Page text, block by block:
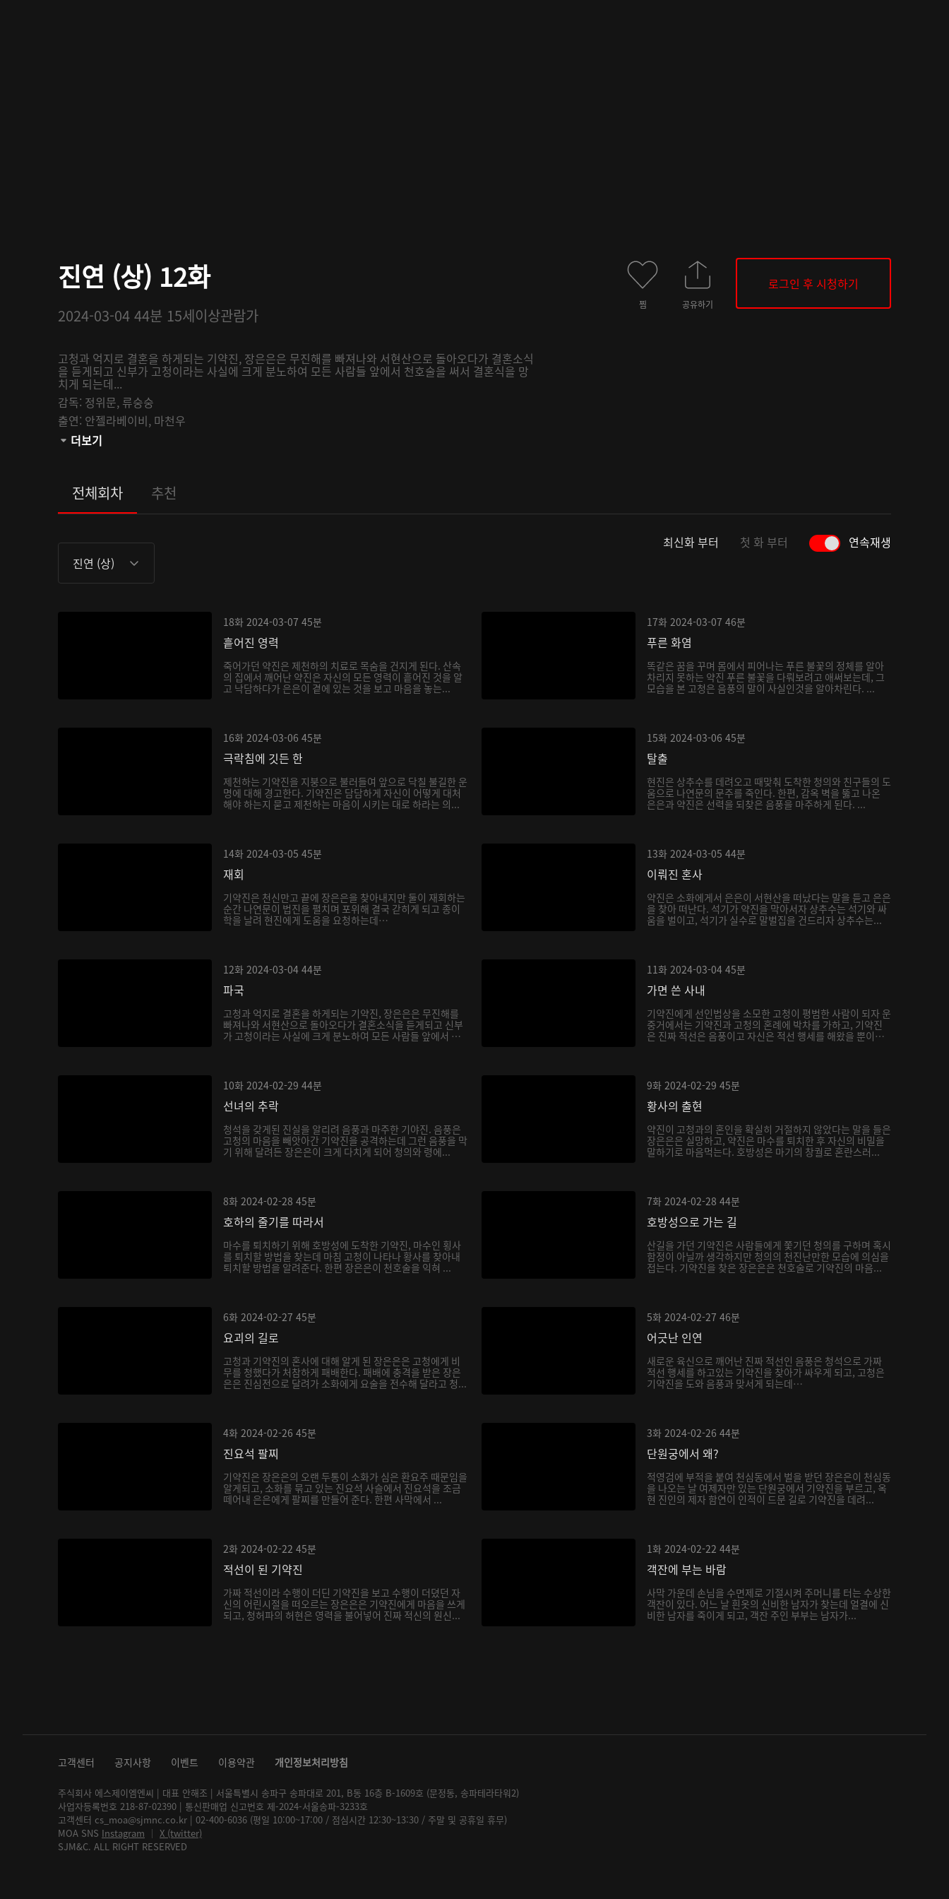
진연 (상) 12화
2024-03-04 44분 15세이상관람가
고청과 억지로 결혼을 하게되는 기약진, 장은은은 무진해를 빠져나와 서현산으로 돌아오다가 결혼소식
을 듣게되고 신부가 고청이라는 사실에 크게 분노하여 모든 사람들 앞에서 천호술을 써서 결혼식을 망
치게 되는데...
감독: 정위문, 류숭숭
출연: 안젤라베이비, 마천우
관람등급:
더보기
찜 공유하기
로그인 후 시청하기
전체회차 추천
진연 (상)
최신화 부터 첫 화 부터 연속재생
18화 2024-03-07 45분
흩어진 영력
죽어가던 약진은 제천하의 치료로 목숨을 건지게 된다. 산속
의 집에서 깨어난 약진은 자신의 모든 영력이 흩어진 것을 알
고 낙담하다가 은은이 곁에 있는 것을 보고 마음을 놓는...
17화 2024-03-07 46분
푸른 화염
똑같은 꿈을 꾸며 몸에서 피어나는 푸른 불꽃의 정체를 알아
차리지 못하는 약진 푸른 불꽃을 다뤄보려고 애써보는데, 그
모습을 본 고청은 음풍의 말이 사실인것을 알아차린다. ...
16화 2024-03-06 45분
극락침에 깃든 한
제천하는 기약진을 지붕으로 불러들여 앞으로 닥칠 불길한 운
명에 대해 경고한다. 기약진은 담담하게 자신이 어떻게 대처
해야 하는지 묻고 제천하는 마음이 시키는 대로 하라는 의...
15화 2024-03-06 45분
탈출
현진은 상추수를 데려오고 때맞춰 도착한 청의와 친구들의 도
움으로 나연문의 문주를 죽인다. 한편, 감옥 벽을 뚫고 나온
은은과 약진은 선력을 되찾은 음풍을 마주하게 된다. ...
14화 2024-03-05 45분
재회
기약진은 천신만고 끝에 장은은을 찾아내지만 둘이 재회하는
순간 나연문이 법진을 펼치며 포위해 결국 갇히게 되고 종이
학을 날려 현진에게 도움을 요청하는데…
13화 2024-03-05 44분
이뤄진 혼사
약진은 소화에게서 은은이 서현산을 떠났다는 말을 듣고 은은
을 찾아 떠난다. 석기가 약진을 막아서자 상추수는 석기와 싸
움을 벌이고, 석기가 실수로 말벌집을 건드리자 상추수는...
12화 2024-03-04 44분
파국
고청과 억지로 결혼을 하게되는 기약진, 장은은은 무진해를
빠져나와 서현산으로 돌아오다가 결혼소식을 듣게되고 신부
가 고청이라는 사실에 크게 분노하여 모든 사람들 앞에서 천
11화 2024-03-04 45분
가면 쓴 사내
기약진에게 선인법상을 소모한 고청이 평범한 사람이 되자 운
중거에서는 기약진과 고청의 혼례에 박차를 가하고, 기약진
은 진짜 적선은 음풍이고 자신은 적선 행세를 해왔을 뿐이
10화 2024-02-29 44분
선녀의 추락
청석을 갖게된 진실을 알리려 음풍과 마주한 기야진. 음풍은
고청의 마음을 빼앗아간 기약진을 공격하는데 그런 음풍을 막
기 위해 달려든 장은은이 크게 다치게 되어 청의와 령에...
9화 2024-02-29 45분
황사의 출현
약진이 고청과의 혼인을 확실히 거절하지 않았다는 말을 들은
장은은은 실망하고, 약진은 마수를 퇴치한 후 자신의 비밀을
말하기로 마음먹는다. 호방성은 마기의 창궐로 혼란스러...
8화 2024-02-28 45분
호하의 줄기를 따라서
마수를 퇴치하기 위해 호방성에 도착한 기약진, 마수인 횡사
를 퇴치할 방법을 찾는데 마침 고청이 나타나 황사를 찾아내
퇴치할 방법을 알려준다. 한편 장은은이 천호술을 익혀 ...
7화 2024-02-28 44분
호방성으로 가는 길
산길을 가던 기약진은 사람들에게 쫓기던 청의를 구하며 혹시
함정이 아닐까 생각하지만 청의의 천진난만한 모습에 의심을
접는다. 기약진을 찾은 장은은은 천호술로 기약진의 마음...
6화 2024-02-27 45분
요괴의 길로
고청과 기약진의 혼사에 대해 알게 된 장은은은 고청에게 비
무를 청했다가 처참하게 패배한다. 패배에 충격을 받은 장은
은은 진심전으로 달려가 소화에게 요술을 전수해 달라고 청...
5화 2024-02-27 46분
어긋난 인연
새로운 육신으로 깨어난 진짜 적선인 음풍은 청석으로 가짜
적선 행세를 하고있는 기약진을 찾아가 싸우게 되고, 고청은
기약진을 도와 음풍과 맞서게 되는데…
4화 2024-02-26 45분
진요석 팔찌
기약진은 장은은의 오랜 두통이 소화가 심은 환요주 때문임을
알게되고, 소화를 묶고 있는 진요석 사슬에서 진요석을 조금
떼어내 은은에게 팔찌를 만들어 준다. 한편 사막에서 ...
3화 2024-02-26 44분
단원궁에서 왜?
적영검에 부적을 붙여 천심동에서 벌을 받던 장은은이 천심동
을 나오는 날 여제자만 있는 단원궁에서 기약진을 부르고, 옥
현 진인의 제자 함연이 인적이 드문 길로 기약진을 데려...
2화 2024-02-22 45분
적선이 된 기약진
가짜 적선이라 수행이 더딘 기약진을 보고 수행이 더뎠던 자
신의 어린시절을 떠오르는 장은은은 기약진에게 마음을 쓰게
되고, 청허파의 허현은 영력을 불어넣어 진짜 적신의 원신...
1화 2024-02-22 44분
객잔에 부는 바람
사막 가운데 손님을 수면제로 기절시켜 주머니를 터는 수상한
객잔이 있다. 어느 날 흰옷의 신비한 남자가 찾는데 얼결에 신
비한 남자를 죽이게 되고, 객잔 주인 부부는 남자가...
고객센터 공지사항 이벤트 이용약관 개인정보처리방침
주식회사 에스제이엠엔씨 | 대표 안해조 | 서울특별시 송파구 송파대로 201, B동 16층 B-1609호 (문정동, 송파테라타워2)
사업자등록번호 218-87-02390 | 통신판매업 신고번호 제-2024-서울송파-3233호
고객센터 cs_moa@sjmnc.co.kr | 02-400-6036 (평일 10:00~17:00 / 점심시간 12:30~13:30 / 주말 및 공휴일 휴무)
MOA SNS Instagram │ X (twitter)
SJM&C. ALL RIGHT RESERVED